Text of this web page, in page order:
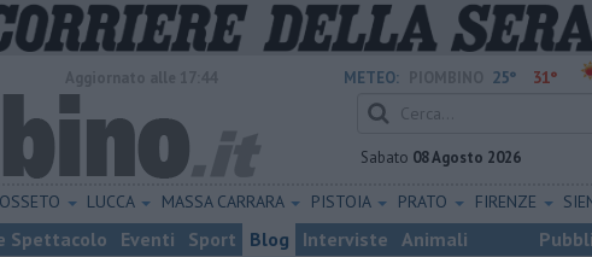
METEO: 25° 31°
Sabato 08 Agosto 2026
LUCCA MASSA CARRARA PISTOIA PRATO FIRENZE
Spettacolo Eventi Sport Blog Interviste Animali